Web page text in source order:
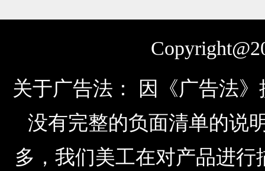
关于广告法： 因《广告法
没有完整的负面清单的说
多，我们美工在对产品进